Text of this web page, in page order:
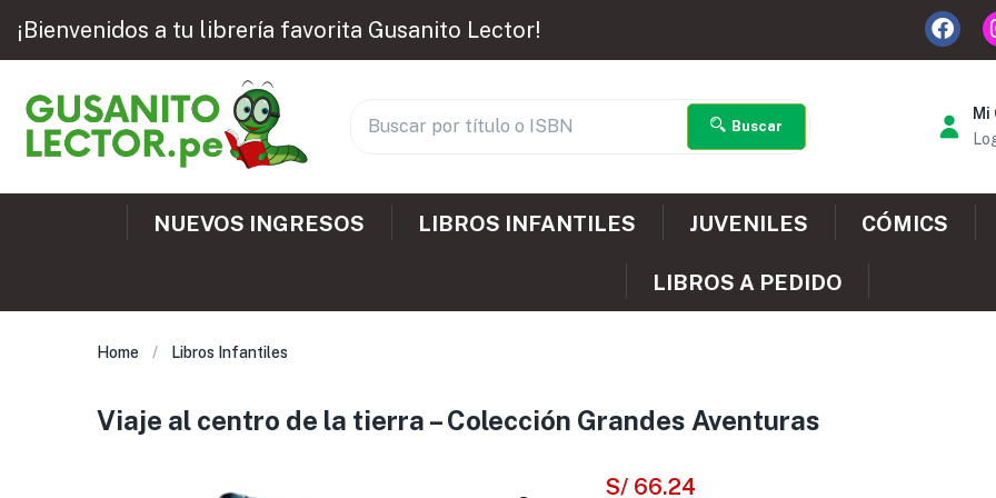
¡Bienvenidos a tu librería favorita Gusanito Lector!
Buscar
Mi
NUEVOS INGRESOS LIBROS INFANTILES JUVENILES CÓMICS
LIBROS A PEDIDO
Home Libros Infantiles
Viaje al centro de la tierra – Colección Grandes Aventuras
S/66.24